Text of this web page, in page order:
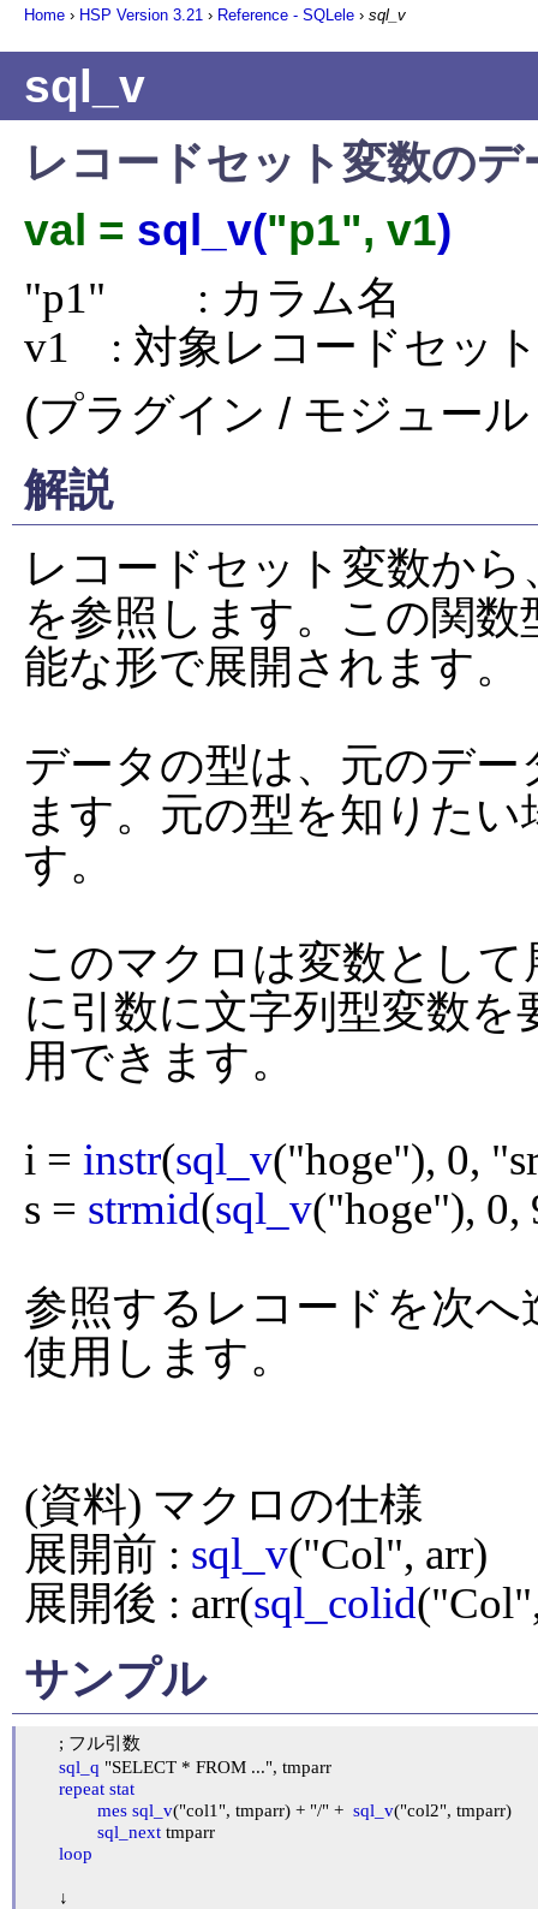
Home › HSP Version 3.21 › Reference - SQLele › sql_v
sql_v
レコードセット変数のデ
val = sql_v("p1", v1)
"p1"	: カラム名
v1	: 対象レコードセ
(プラグイン / モジュー
解説
レコードセット変数か
を参照します。この関
能な形で展開されます。
データの型は、元のデ
ます。元の型を知りたい
す。
このマクロは変数とし
に引数に文字列型変数
用できます。
i = instr(sql_v("hoge"), 0,
s = strmid(sql_v("hoge"), 0,
参照するレコードを次
使用します。
(資料) マクロの仕様
展開前 : sql_v("Col", arr)
展開後 : arr(sql_colid
サンプル
sql_q "SELECT * FROM ...", tmparr
repeat stat
mes sql_v("col1", tmparr) + "/" + sql_v("col2", tmparr)
sql_next tmparr
loop